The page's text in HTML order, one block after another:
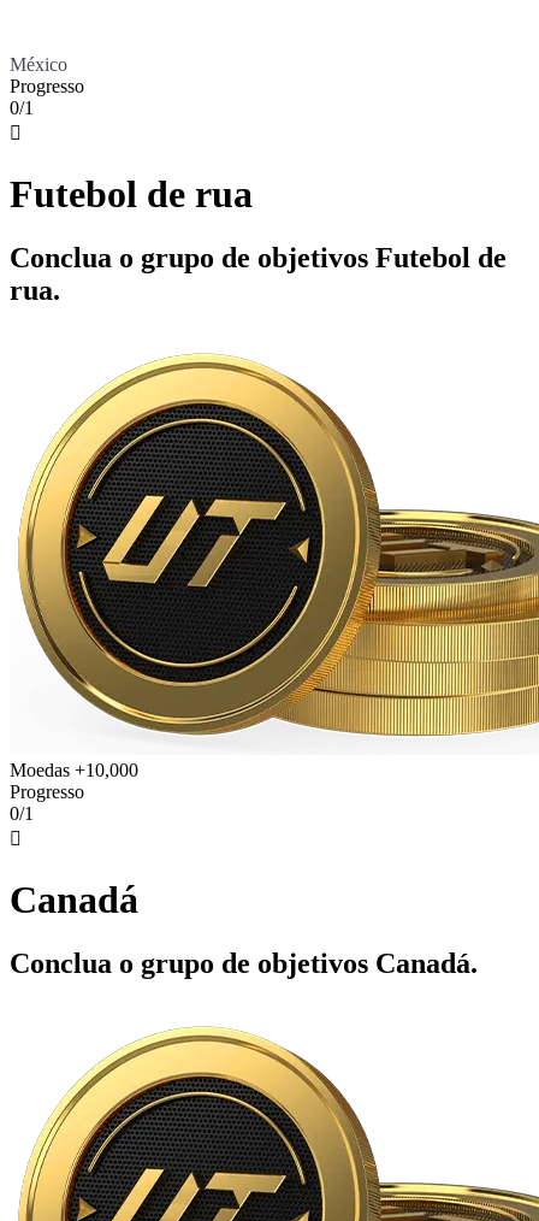
México
Progresso
0/1

Futebol de rua
Conclua o grupo de objetivos Futebol de
rua.
Moedas +10,000
Progresso
0/1

Canadá
Conclua o grupo de objetivos Canadá.